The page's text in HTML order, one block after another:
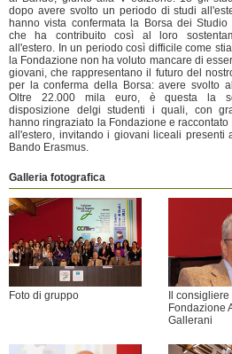
dopo avere svolto un periodo di studi
hanno vista confermata la Borsa dei Studio
che ha contribuito così al loro
all'estero. In un periodo così difficile come
la Fondazione non ha voluto mancare di
giovani, che rappresentano il futuro del
per la conferma della Borsa: avere svolto
Oltre 22.000 mila euro, è questa la
disposizione delgi studenti i quali, con
hanno ringraziato la Fondazione e
all'estero, invitando i giovani liceali presenti
Bando Erasmus.
Galleria fotografica
Foto di gruppo
Il
Fondazione
Gallerani